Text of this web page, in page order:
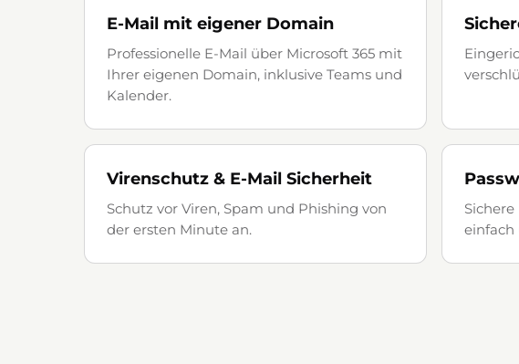
E-Mail mit eigener Domain
Professionelle E-Mail über Microsoft 365 mit
Ihrer eigenen Domain, inklusive Teams und
Kalender.
Virenschutz & E-Mail Sicherheit
Schutz vor Viren, Spam und Phishing von
der ersten Minute an.
einfach